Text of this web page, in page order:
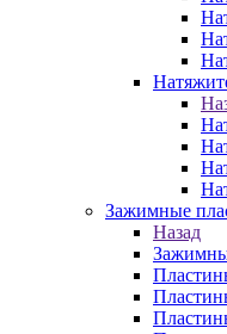
Зажимные
Назад